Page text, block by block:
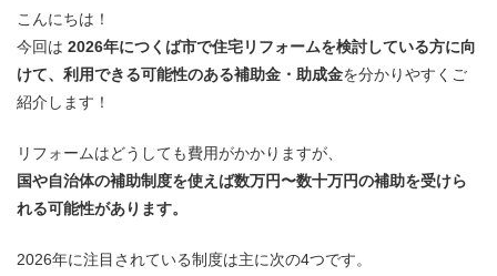
こんにちは！
今回は 2026年につくば市で住宅リフォームを検討している方に向
けて、利用できる可能性のある補助金・助成金を分かりやすくご
紹介します！
リフォームはどうしても費用がかかりますが、
国や自治体の補助制度を使えば数万円〜数十万円の補助を受けら
れる可能性があります。
2026年に注目されている制度は主に次の4つです。